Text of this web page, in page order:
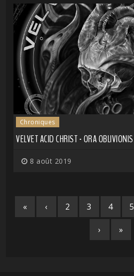
Chroniques
VELVET ACID CHRIST - ORA OBLIVIONIS
8 août 2019
« ‹ 2 3 4 5
› »